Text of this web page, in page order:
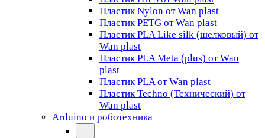
Пластик Nylon от Wan plast
Пластик PETG от Wan plast
Пластик PLA Like silk (шелковый) от
Wan plast
Пластик PLA Meta (plus) от Wan
plast
Пластик PLA от Wan plast
Пластик Techno (Технический) от
Wan plast
Arduino и роботехника